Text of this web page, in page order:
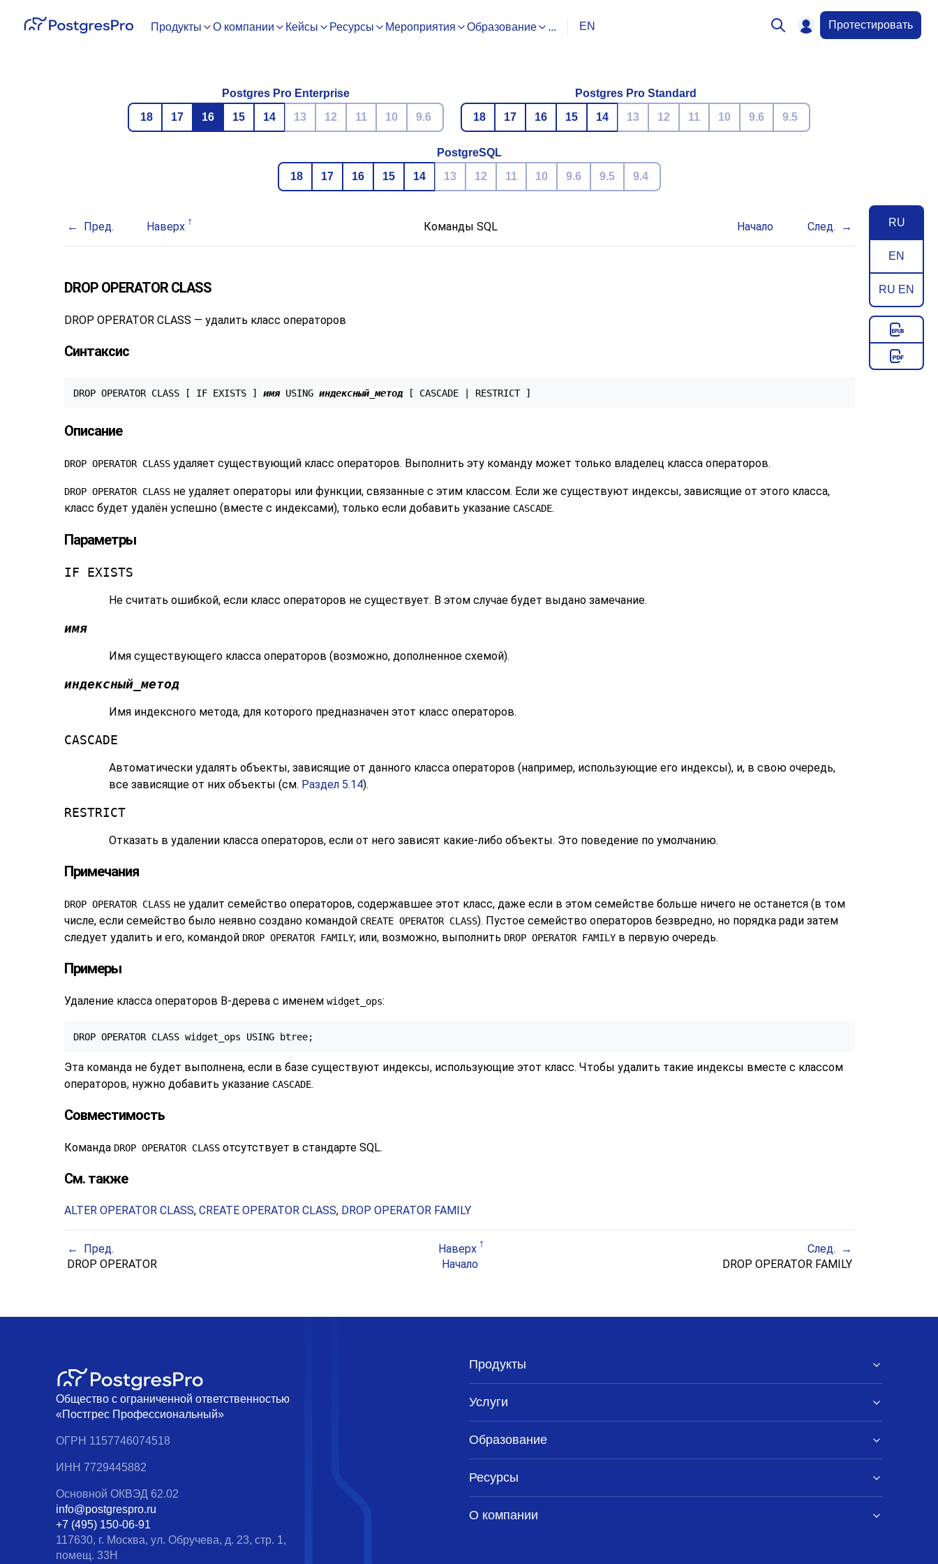
Продукты О компании Кейсы Ресурсы Мероприятия Образование ... EN Протестировать
Postgres Pro Enterprise
18
17 16 15 14 13 12 11 10 9.6
Postgres Pro Standard
18
17 16 15 14 13 12 11 10 9.6 9.5
PostgreSQL
18
17 16 15 14 13 12 11 10 9.6 9.5 9.4
RU
EN
RU EN
Пред. Наверх Команды SQL Начало След.
DROP OPERATOR CLASS
DROP OPERATOR CLASS — удалить класс операторов
Синтаксис
DROP OPERATOR CLASS [ IF EXISTS ] имя USING индексный_метод [ CASCADE | RESTRICT ]
Описание
DROP OPERATOR CLASS удаляет существующий класс операторов. Выполнить эту команду может только владелец класса операторов.
DROP OPERATOR CLASS не удаляет операторы или функции, связанные с этим классом. Если же существуют индексы, зависящие от этого класса,
класс будет удалён успешно (вместе с индексами), только если добавить указание CASCADE.
Параметры
IF EXISTS
Не считать ошибкой, если класс операторов не существует. В этом случае будет выдано замечание.
имя
Имя существующего класса операторов (возможно, дополненное схемой).
индексный_метод
Имя индексного метода, для которого предназначен этот класс операторов.
CASCADE
Автоматически удалять объекты, зависящие от данного класса операторов (например, использующие его индексы), и, в свою очередь,
все зависящие от них объекты (см. Раздел 5.14).
RESTRICT
Отказать в удалении класса операторов, если от него зависят какие-либо объекты. Это поведение по умолчанию.
Примечания
DROP OPERATOR CLASS не удалит семейство операторов, содержавшее этот класс, даже если в этом семействе больше ничего не останется (в том
числе, если семейство было неявно создано командой CREATE OPERATOR CLASS). Пустое семейство операторов безвредно, но порядка ради затем
следует удалить и его, командой DROP OPERATOR FAMILY; или, возможно, выполнить DROP OPERATOR FAMILY в первую очередь.
Примеры
Удаление класса операторов B-дерева с именем widget_ops:
DROP OPERATOR CLASS widget_ops USING btree;
Эта команда не будет выполнена, если в базе существуют индексы, использующие этот класс. Чтобы удалить такие индексы вместе с классом
операторов, нужно добавить указание CASCADE.
Совместимость
Команда DROP OPERATOR CLASS отсутствует в стандарте SQL.
См. также
ALTER OPERATOR CLASS, CREATE OPERATOR CLASS, DROP OPERATOR FAMILY
Пред. Наверх
След.
DROP OPERATOR
Начало DROP OPERATOR FAMILY
Общество с ограниченной ответственностью
«Постгрес Профессиональный»
ОГРН 1157746074518
ИНН 7729445882
Основной ОКВЭД 62.02
info@postgrespro.ru
+7 (495) 150-06-91
117630, г. Москва, ул. Обручева, д. 23, стр. 1,
помещ. 33Н
Продукты
Услуги
Образование
Ресурсы
О компании